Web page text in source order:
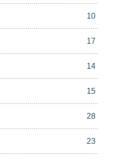
10
17
14
15
28
23